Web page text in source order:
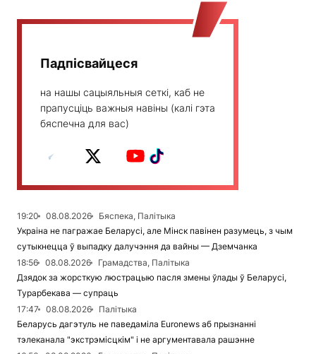
Падпісвайцеся
на нашы сацыяльныя сеткі, каб не
прапусціць важныя навіны (калі гэта
бяспечна для вас)
19:20 08.08.2026
Бяспека, Палітыка
Украіна не пагражае Беларусі, але Мінск павінен разумець, з чым
сутыкнецца ў выпадку далучэння да вайны — Дземчанка
18:56
08.08.2026
Грамадства, Палітыка
Дзядок за жорсткую люстрацыю пасля змены ўлады ў Беларусі,
Турарбекава — супраць
17:47
08.08.2026
Палітыка
Беларусь дагэтуль не паведаміла Euronews аб прызнанні
тэлеканала "экстрэмісцкім" і не аргументавала рашэнне